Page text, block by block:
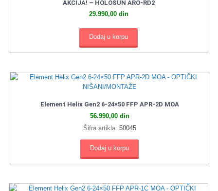
AKCIJA! – HOLOSUN ARO-RD2
29.990,00 din
Dodaj u korpu
Element Helix Gen2 6-24×50 FFP APR-2D MOA
56.990,00 din
Šifra artikla: 50045
Dodaj u korpu